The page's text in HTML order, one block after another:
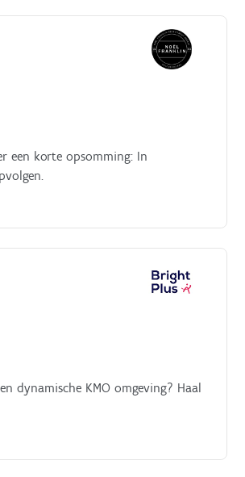
een korte opsomming: In
dynamische KMO omgeving? Haal